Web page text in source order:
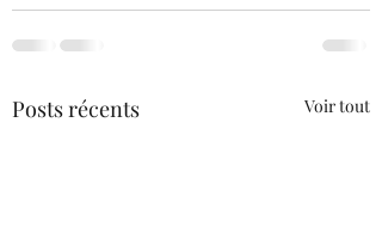
Posts récents Voir tout